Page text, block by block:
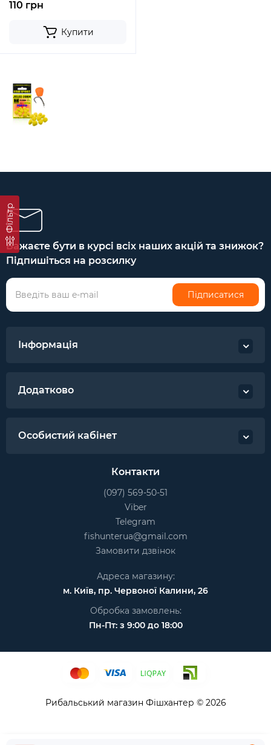
Фільтр
110 грн
Купити
Бажаєте бути в курсі всіх наших акцій та знижок?
Підпишіться на розсилку
Підписатися
Інформація
Додатково
Особистий кабінет
Контакти
(097) 569-50-51
Viber
Telegram
fishunterua@gmail.com
Замовити дзвінок
Адреса магазину:
м. Київ, пр. Червоної Калини, 26
Обробка замовлень:
Пн-Пт: з 9:00 до 18:00
Рибальський магазин Фішхантер © 2026